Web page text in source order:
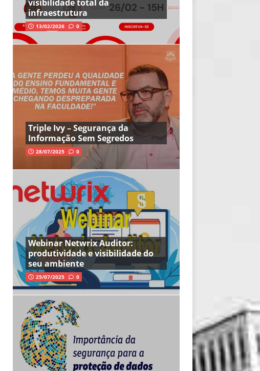
visibilidade total da
infraestrutura
13/02/2026 0
Triple Ivy – Segurança da
Informação Sem Segredos
28/07/2025 0
Webinar Netwrix Auditor:
produtividade e visibilidade do
seu ambiente
25/07/2025 0